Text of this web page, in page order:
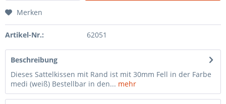
Merken
Artikel-Nr.: 62051
Beschreibung
Dieses Sattelkissen mit Rand ist mit 30mm Fell in der Farbe
medi (weiß) Bestellbar in den... mehr